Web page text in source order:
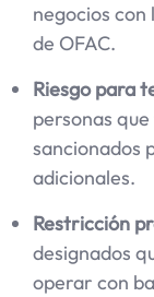
negocios con
de OFAC.
Riesgo para
personas
sancionados
adicionales.
Restricción
designados
operar con